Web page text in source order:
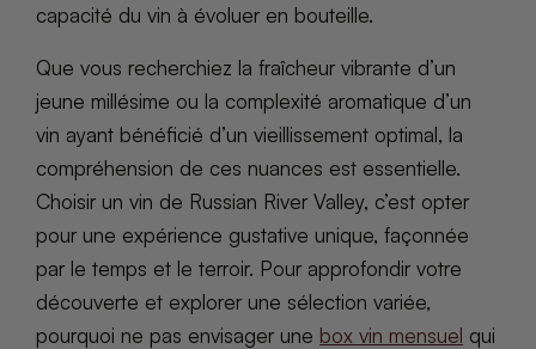
capacité du vin à évoluer en bouteille.
Que vous recherchiez la fraîcheur vibrante d’un
jeune millésime ou la complexité aromatique d’un
vin ayant bénéficié d’un vieillissement optimal, la
compréhension de ces nuances est essentielle.
Choisir un vin de Russian River Valley, c’est opter
pour une expérience gustative unique, façonnée
par le temps et le terroir. Pour approfondir votre
découverte et explorer une sélection variée,
pourquoi ne pas envisager une box vin mensuel qui